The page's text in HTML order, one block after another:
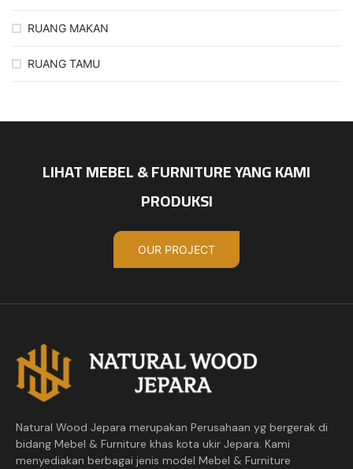
RUANG MAKAN
RUANG TAMU
LIHAT MEBEL & FURNITURE YANG KAMI
PRODUKSI
OUR PROJECT
Natural Wood Jepara merupakan Perusahaan yg bergerak di
bidang Mebel & Furniture khas kota ukir Jepara. Kami
menyediakan berbagai jenis model Mebel & Furniture